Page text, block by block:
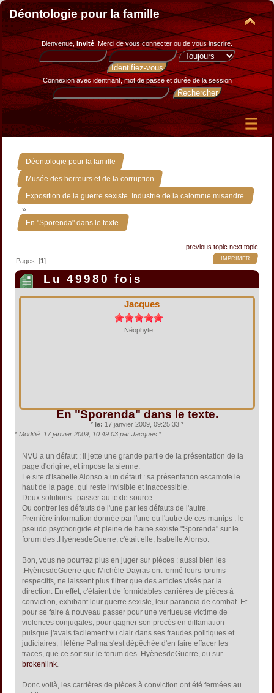
Déontologie pour la famille
Bienvenue, Invité. Merci devous connecter ou de vous inscrire.
Connexion avec identifiant, mot de passe et durée de la session
Déontologie pour la famille »
Musée des horreurs et de la corruption »
Exposition de la guerre sexiste. Industrie de la calomnie misandre.
»
En "Sporenda" dans le texte.
previous topic next topic
IMPRIMER
Pages: [1]
Lu 49980 fois
Jacques
Néophyte
En "Sporenda" dans le texte.
* le: 17 janvier 2009, 09:25:33 *
* Modifié: 17 janvier 2009, 10:49:03 par Jacques *
NVU a un défaut : il jette une grande partie de la présentation de la
page d'origine, et impose la sienne.
Le site d'Isabelle Alonso a un défaut : sa présentation escamote le
haut de la page, qui reste invisible et inaccessible.
Deux solutions : passer au texte source.
Ou contrer les défauts de l'une par les défauts de l'autre.
Première information donnée par l'une ou l'autre de ces manips : le
pseudo psychorigide et pleine de haine sexiste "Sporenda" sur le
forum des .HyènesdeGuerre, c'était elle, Isabelle Alonso.
Bon, vous ne pourrez plus en juger sur pièces : aussi bien les
.HyènesdeGuerre que Michèle Dayras ont fermé leurs forums
respectifs, ne laissent plus filtrer que des articles visés par la
direction. En effet, c'étaient de formidables carrières de pièces à
conviction, exhibant leur guerre sexiste, leur paranoïa de combat. Et
pour se faire à nouveau passer pour une vertueuse victime de
violences conjugales, pour gagner son procès en diffamation
puisque j'avais facilement vu clair dans ses fraudes politiques et
judiciaires, Hélène Palma s'est dépêchée d'en faire effacer les
traces, que ce soit sur le forum des .HyènesdeGuerre, ou sur
brokenlink.
Donc voilà, les carrières de pièces à conviction ont été fermées au